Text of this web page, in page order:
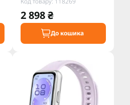
2 898 ₴
До кошика